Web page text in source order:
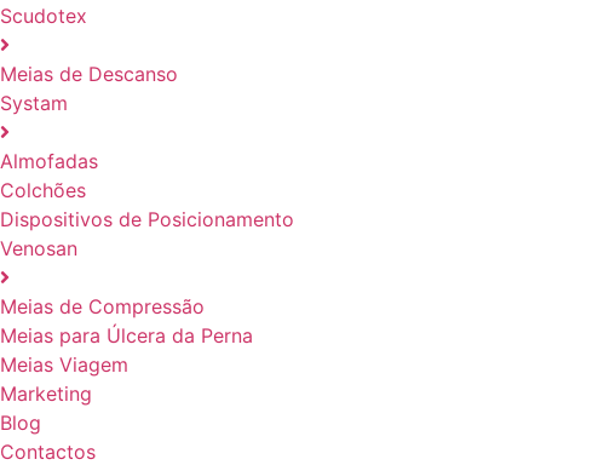
Scudotex
Meias de Descanso
Systam
Almofadas
Colchões
Dispositivos de Posicionamento
Venosan
Meias de Compressão
Meias para Úlcera da Perna
Meias Viagem
Marketing
Blog
Contactos